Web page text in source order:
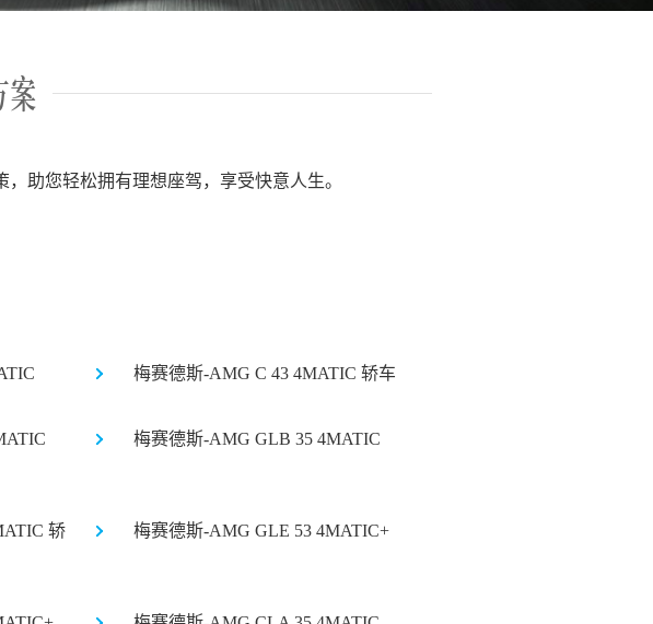
助您轻松拥有理想座驾，享受快意人生。
梅赛德斯-AMG C 43 4MATIC 轿车
梅赛德斯-AMG GLB 35 4MATIC
轿
梅赛德斯-AMG GLE 53 4MATIC+